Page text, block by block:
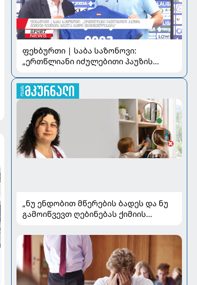
ფეხბურთი | საბა საზონოვი:
„ერთწლიანი იძულებითი პაუზის
მნიშვნელოვანია“
„ნუ ენდობით მწერების ბადეს და ნუ
გამოიწვევთ ღებინებას ქიმიის
ბავშვი კრიტიკულ სიტუაციაში,
პედიატრ სალომე ახვლედიანის
რჩევები